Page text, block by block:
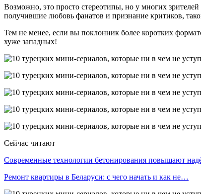
Возможно, это просто стереотипы, но у многих
получившие любовь фанатов и признание критиков,
Тем не менее, если вы поклонник более коротких
хуже западных!
Сейчас читают
Современные технологии бетонирования повышают
Ремонт квартиры в Беларуси: с чего начать и как не…